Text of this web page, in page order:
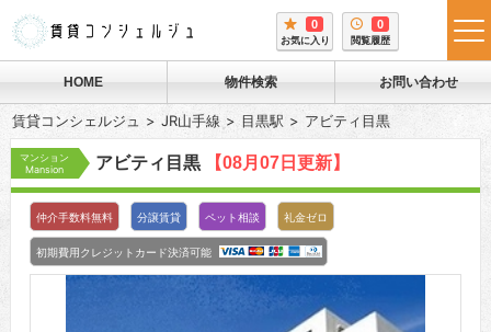
0
お気に入り
0
閲覧履歴
HOME 物件検索 お問い合わせ
賃貸コンシェルジュ JR山手線 目黒駅 アビティ目黒
マンション
Mansion
アビティ目黒 【08月07日更新】
仲介手数料無料 分譲賃貸 ペット相談 礼金ゼロ
初期費用クレジットカード決済可能